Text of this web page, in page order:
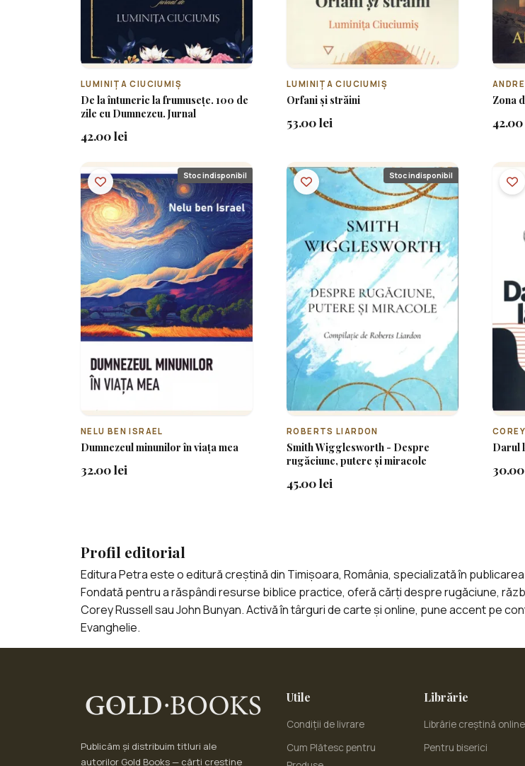
LUMINIȚA CIUCIUMIȘ
De la întuneric la frumusețe. 100 de
zile cu Dumnezeu. Jurnal
42.00 lei
LUMINIȚA CIUCIUMIȘ
Orfani și străini
53.00 lei
Zona
Stoc indisponibil
NELU BEN ISRAEL
Dumnezeul minunilor în viața mea
32.00 lei
Stoc indisponibil
ROBERTS LIARDON
Smith Wigglesworth - Despre
rugăciune, putere și miracole
45.00 lei
Darul
Profil editorial
Editura Petra este o editură creștină din Timișoara, România, specializată în
Fondată pentru a răspândi resurse biblice practice, oferă cărți despre rugăciune,
Corey Russell sau John Bunyan. Activă în târguri de carte și online, pune accent pe
Evanghelie.
Publicăm și distribuim titluri ale
autorilor Gold Books — cărți creștine
Utile
Condiții de livrare
Cum Plătesc pentru
Librărie
Librărie creștină online
Pentru biserici